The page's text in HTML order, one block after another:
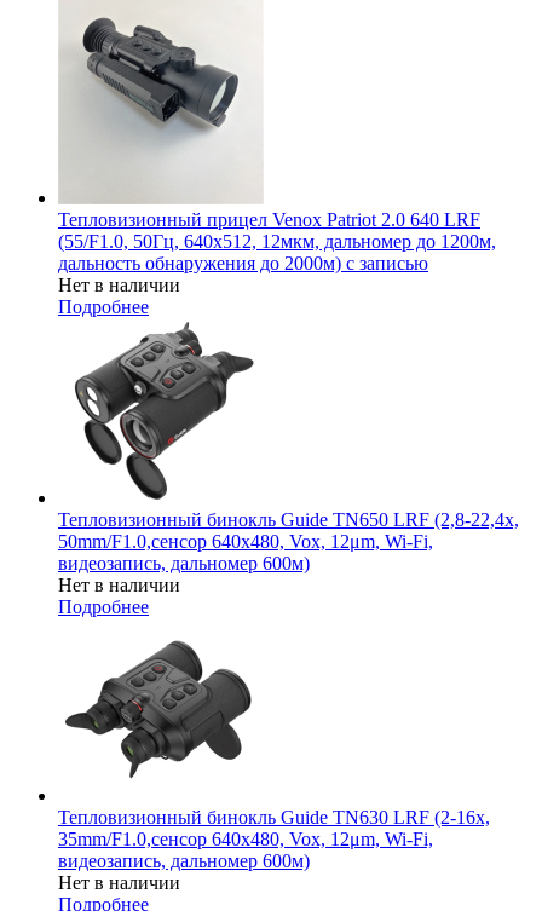
Тепловизионный прицел Venox Patriot 2.0 640 LRF
(55/F1.0, 50Гц, 640х512, 12мкм, дальномер до 1200м,
дальность обнаружения до 2000м) с записью
Нет в наличии
Подробнее
Тепловизионный бинокль Guide TN650 LRF (2,8-22,4x,
50mm/F1.0,сенсор 640х480, Vox, 12μm, Wi-Fi,
видеозапись, дальномер 600м)
Нет в наличии
Подробнее
Тепловизионный бинокль Guide TN630 LRF (2-16x,
35mm/F1.0,сенсор 640х480, Vox, 12μm, Wi-Fi,
видеозапись, дальномер 600м)
Нет в наличии
Подробнее